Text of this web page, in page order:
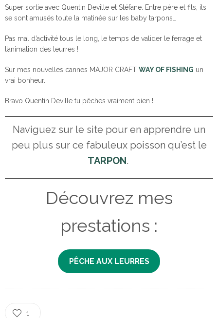
Super sortie avec Quentin Deville et Stéfane. Entre père et fils, ils
se sont amusés toute la matinée sur les baby tarpons…
Pas mal d’activité tous le long, le temps de valider le ferrage et
l’animation des leurres !
Sur mes nouvelles cannes MAJOR CRAFT WAY OF FISHING un
vrai bonheur.
Bravo Quentin Deville tu pêches vraiment bien !
Naviguez sur le site pour en apprendre un
peu plus sur ce fabuleux poisson qu’est le
TARPON.
Découvrez mes
prestations :
PÊCHE AUX LEURRES
1